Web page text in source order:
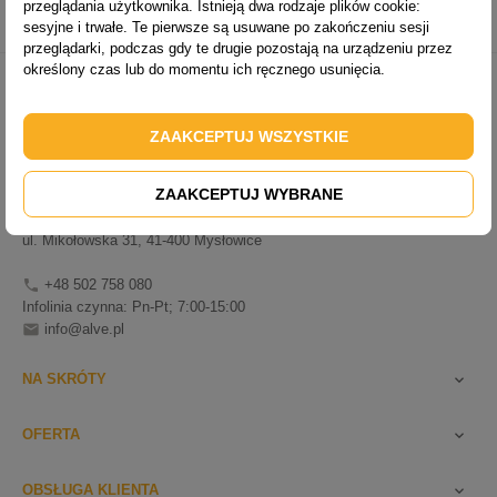
stabilizator.
ALVE DRABINY
Biuro:
ul. Kościuszki 346a, 40-608 Katowice
Magazyn:
ul. Mikołowska 31, 41-400 Mysłowice
 +48 502 758 080
Infolinia czynna: Pn-Pt; 7:00-15:00
 info@alve.pl
NA SKRÓTY 
OFERTA 
OBSŁUGA KLIENTA 
przeglądania użytkownika. Istnieją dwa rodzaje plików cookie:
sesyjne i trwałe. Te pierwsze są usuwane po zakończeniu sesji
przeglądarki, podczas gdy te drugie pozostają na urządzeniu przez
określony czas lub do momentu ich ręcznego usunięcia.
ZAAKCEPTUJ WYBRANE
ZAAKCEPTUJ WSZYSTKIE